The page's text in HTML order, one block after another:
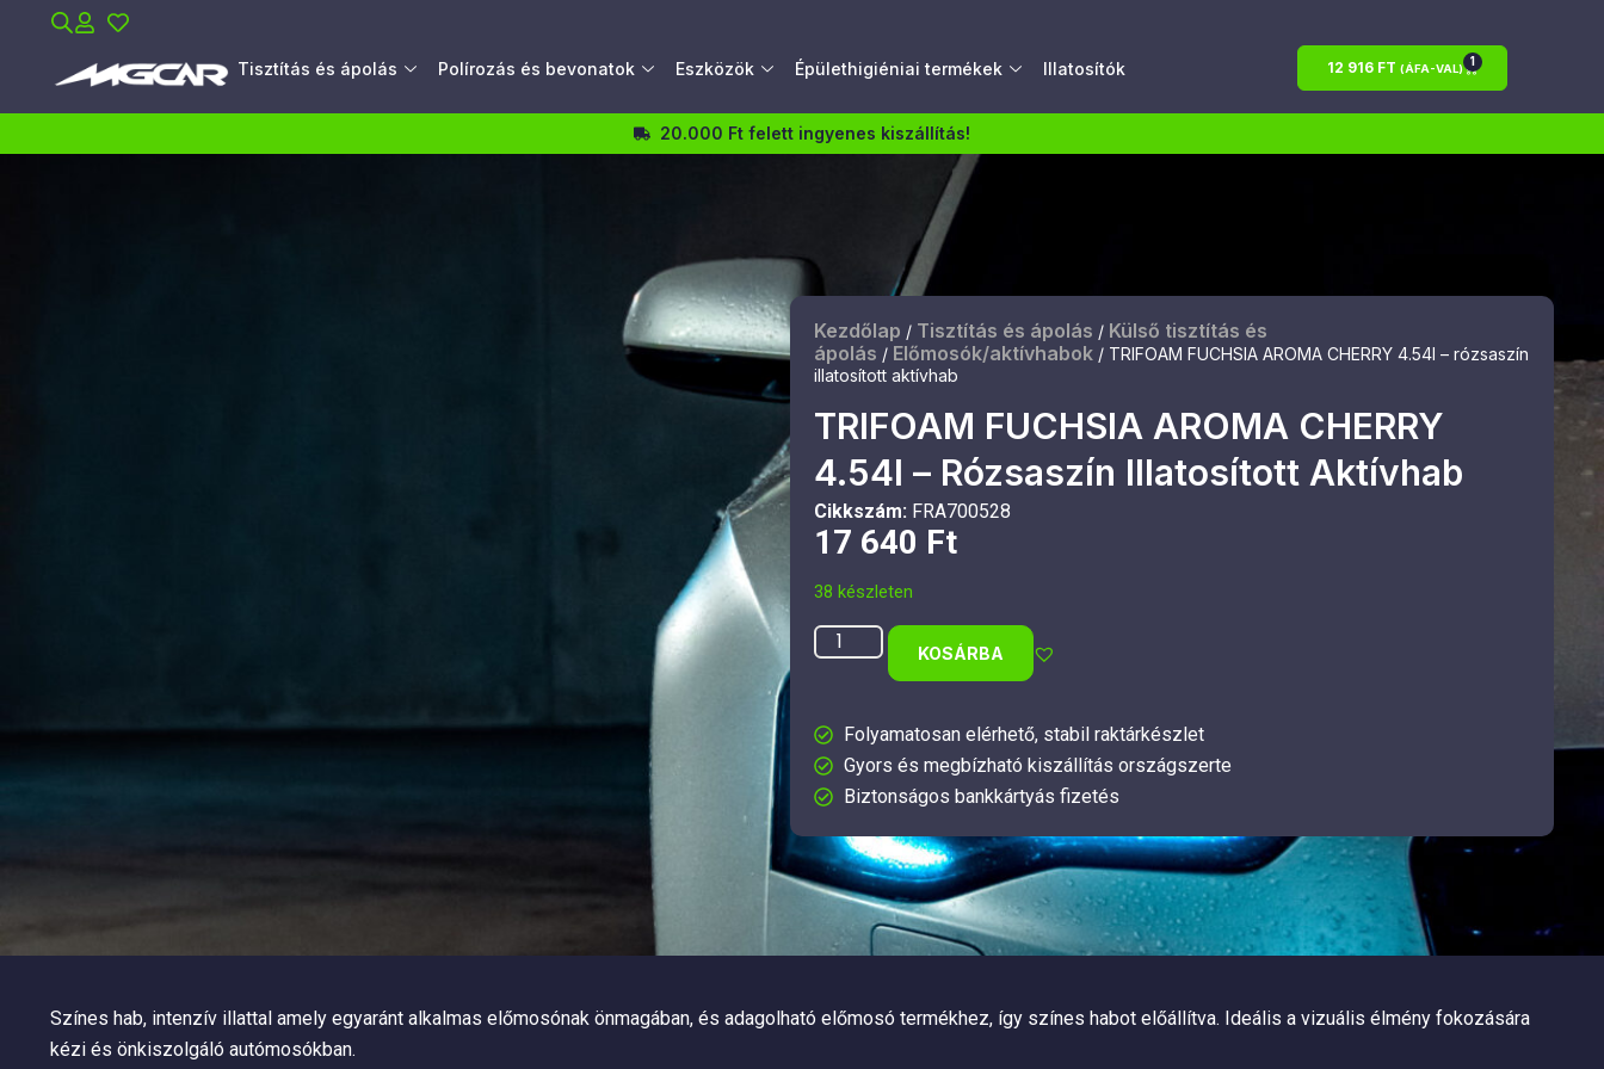
Tisztítás és ápolás Polírozás és bevonatok Eszközök Épülethigiéniai termékek Illatosítók 12 916 FT (ÁFA-VAL)
1
20.000 Ft felett ingyenes kiszállítás!
Kezdőlap / Tisztítás és ápolás / Külső tisztítás és
ápolás / Előmosók/aktívhabok/ TRIFOAM FUCHSIA AROMA CHERRY 4.54l – rózsaszín
illatosított aktívhab
TRIFOAM FUCHSIA AROMA CHERRY
4.54l – Rózsaszín Illatosított Aktívhab
Cikkszám: FRA700528
17 640 Ft
38 készleten
KOSÁRBA
Folyamatosan elérhető, stabil raktárkészlet
Gyors és megbízható kiszállítás országszerte
Biztonságos bankkártyás fizetés
Színes hab, intenzív illattal amely egyaránt alkalmas előmosónak önmagában, és adagolható előmosó termékhez, így színes habot előállítva. Ideális a vizuális élmény fokozására
kézi és önkiszolgáló autómosókban.